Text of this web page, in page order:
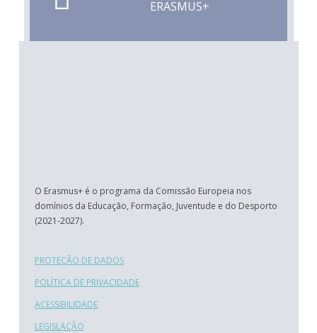
ERASMUS+
O Erasmus+ é o programa da Comissão Europeia nos
domínios da Educação, Formação, Juventude e do Desporto
(2021-2027).
PROTEÇÃO DE DADOS
POLÍTICA DE PRIVACIDADE
ACESSIBILIDADE
LEGISLAÇÃO